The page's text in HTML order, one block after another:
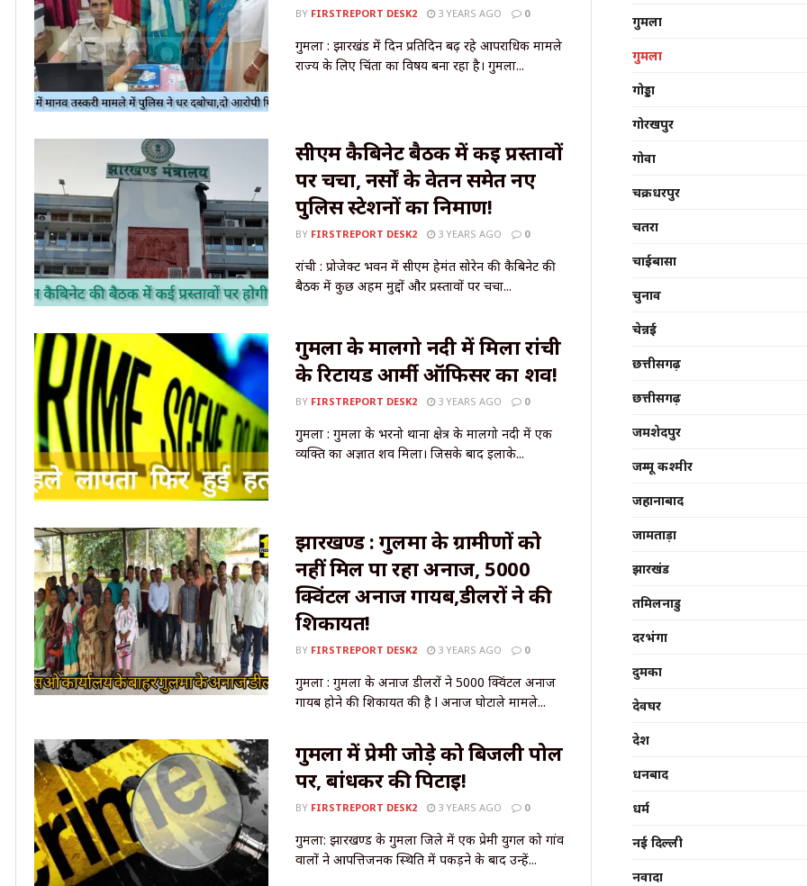
BY FIRSTREPORT DESK2 3 YEARS AGO 0
गुमला : झारखंड में दिन प्रतिदिन बढ़ रहे आपराधिक मामले
राज्य के लिए चिंता का विषय बना रहा है। गुमला...
सीएम कैबिनेट बैठक में कई प्रस्तावों
पर चर्चा, नर्सों के वेतन समेत नए
पुलिस स्टेशनों का निर्माण!
BY FIRSTREPORT DESK2 3 YEARS AGO 0
रांची : प्रोजेक्ट भवन में सीएम हेमंत सोरेन की कैबिनेट की
बैठक में कुछ अहम मुद्दों और प्रस्तावों पर चर्चा...
गुमला के मालगो नदी में मिला रांची
के रिटायर्ड आर्मी ऑफिसर का शव!
BY FIRSTREPORT DESK2 3 YEARS AGO 0
गुमला : गुमला के भरनो थाना क्षेत्र के मालगो नदी में एक
व्यक्ति का अज्ञात शव मिला। जिसके बाद इलाके...
झारखण्ड : गुलमा के ग्रामीणों को
नहीं मिल पा रहा अनाज, 5000
क्विंटल अनाज गायब,डीलरों ने की
शिकायत!
BY FIRSTREPORT DESK2 3 YEARS AGO 0
गुमला : गुमला के अनाज डीलरों ने 5000 क्विंटल अनाज
गायब होने की शिकायत की है l अनाज घोटाले मामले...
गुमला में प्रेमी जोड़े को बिजली पोल
पर, बांधकर की पिटाई!
BY FIRSTREPORT DESK2 3 YEARS AGO 0
गुमला: झारखण्ड के गुमला जिले में एक प्रेमी युगल को गांव
वालों ने आपत्तिजनक स्थिति में पकड़ने के बाद उन्हें...
गुमला
गुमला
गोड्डा
गोरखपुर
गोवा
चक्रधरपुर
चतरा
चाईबासा
चुनाव
चेन्नई
छत्तीसगढ़
छत्तीसगढ़
जमशेदपुर
जम्मू कश्मीर
जहानाबाद
जामताड़ा
झारखंड
तमिलनाडु
दरभंगा
दुमका
देवघर
देश
धनबाद
धर्म
नई दिल्ली
नवादा